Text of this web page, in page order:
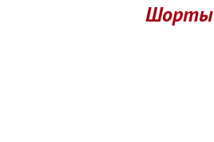
Шорты